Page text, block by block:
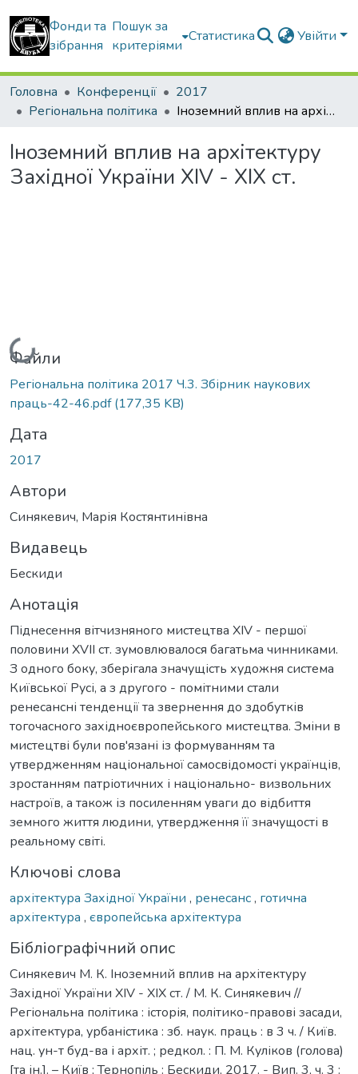
Фонди та
зібрання
Пошук за
критеріями
Статистика Увійти
Головна Конференції
2017
Регіональна політика
Іноземний вплив на архітектуру Західної України XIV - XIX ст.
Іноземний вплив на архітектуру
Західної України XIV - XIX ст.
Вантажиться...
Файли
Регіональна політика 2017 Ч.3. Збірник наукових
праць-42-46.pdf(177,35 KB)
Дата
2017
Автори
Синякевич, Марія Костянтинівна
Видавець
Бескиди
Анотація
Піднесення вітчизняного мистецтва XIV - першої
половини XVII ст. зумовлювалося багатьма чинниками.
З одного боку, зберігала значущість художня система
Київської Русі, а з другого - помітними стали
ренесансні тенденції та звернення до здобутків
тогочасного західноєвропейського мистецтва. Зміни в
мистецтві були пов'язані із формуванням та
утвердженням національної самосвідомості українців,
зростанням патріотичних і національно- визвольних
настроїв, а також із посиленням уваги до відбиття
земного життя людини, утвердження її значущості в
реальному світі.
Ключові слова
архітектура Західної України , ренесанс, готична
архітектура , європейська архітектура
Бібліографічний опис
Синякевич М. К. Іноземний вплив на архітектуру
Західної України XIV - XIX ст. / М. К. Синякевич //
Регіональна політика : історія, політико-правові засади,
архітектура, урбаністика : зб. наук. праць : в 3 ч. / Київ.
нац. ун-т буд-ва і архіт. ; редкол. : П. М. Куліков (голова)
[та ін.]. – Київ ; Тернопіль : Бескиди, 2017. - Вип. 3, ч. 3 :